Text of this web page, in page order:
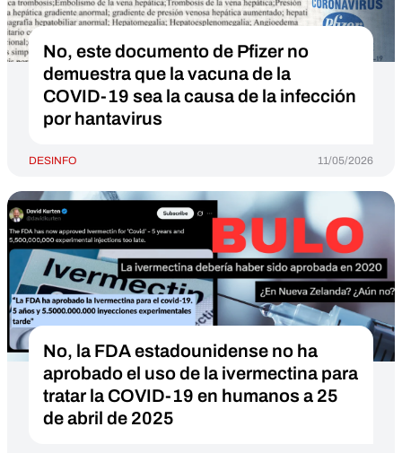
No, este documento de Pfizer no
demuestra que la vacuna de la
COVID-19 sea la causa de la infección
por hantavirus
DESINFO 11/05/2026
No, la FDA estadounidense no ha
aprobado el uso de la ivermectina para
tratar la COVID-19 en humanos a 25
de abril de 2025